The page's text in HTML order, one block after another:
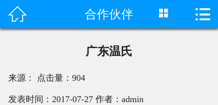
 首页
 合作伙伴  
广东温氏
来源： 点击量： 904
发表时间：2017-07-27 作者：admin